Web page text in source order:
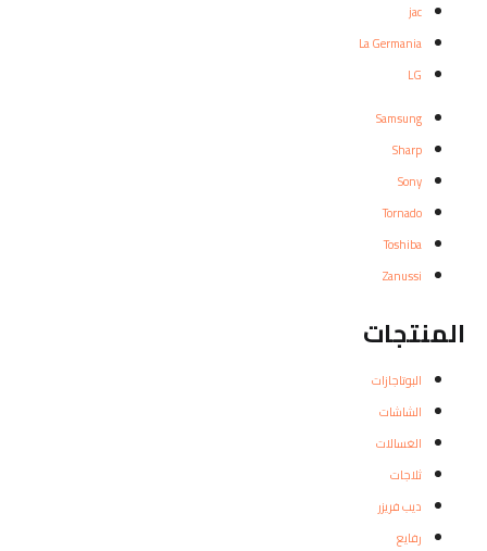
jac
La Germania
LG
Samsung
Sharp
Sony
Tornado
Toshiba
Zanussi
المنتجات
البوتاجازات
الشاشات
الغسالات
ثلاجات
ديب فريزر
رفايع